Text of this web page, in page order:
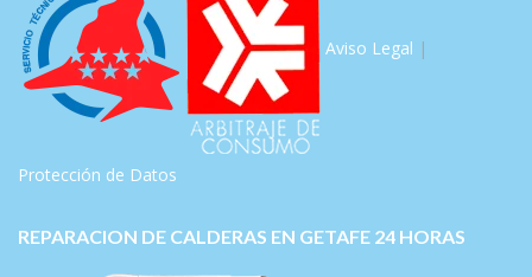
Aviso Legal |
Protección de Datos
REPARACION DE CALDERAS EN GETAFE 24 HORAS